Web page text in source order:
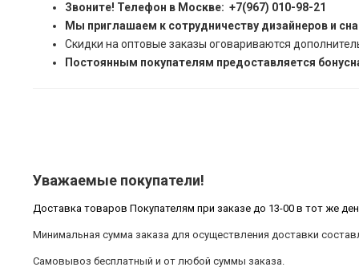
Звоните! Телефон в Москве: +7(967) 010-98-21
Мы приглашаем к сотрудничеству дизайнеров и
Скидки на оптовые заказы оговариваются
Постоянным покупателям предоставляется
Уважаемые покупатели!
Доставка товаров Покупателям при заказе до 13-00 в тот же
Минимальная сумма заказа для осуществления доставки
Самовывоз бесплатный и от любой суммы заказа.